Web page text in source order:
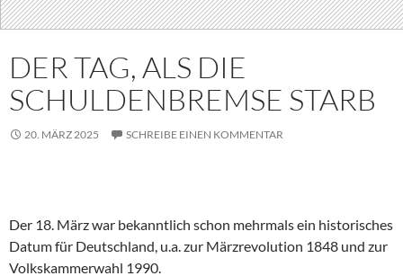
DER TAG, ALS DIE
SCHULDENBREMSE STARB
20. MÄRZ 2025 SCHREIBE EINEN KOMMENTAR
Der 18. März war bekanntlich schon mehrmals ein historisches
Datum für Deutschland, u.a. zur Märzrevolution 1848 und zur
Volkskammerwahl 1990.